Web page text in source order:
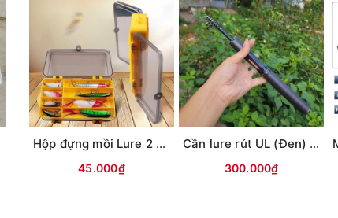
cuong-kl
cuong-kl"
Hộp đựng mồi Lure 2 mặt KM01 (18x10x5cm)
45.000₫
Cần lure rút UL (Đen) MAX TYSPORT(Thu30cm)
300.000₫